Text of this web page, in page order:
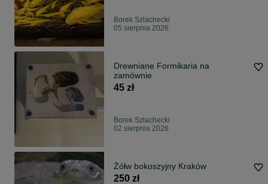
Borek Szlachecki
05 sierpnia 2026
Drewniane Formikaria na
zamównie
45 zł
Borek Szlachecki
02 sierpnia 2026
Żółw bokoszyjny Kraków
250 zł